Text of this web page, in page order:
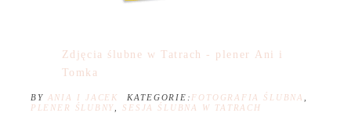
Zdjęcia ślubne w Tatrach - plener Ani i
Tomka
BY ANIA I JACEK KATEGORIE: FOTOGRAFIA ŚLUBNA
PLENER ŚLUBNY
SESJA ŚLUBNA W TATRACH